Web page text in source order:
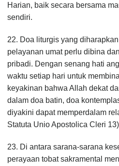
Harian, baik secara bersama
sendiri.
22. Doa liturgis yang
pelayanan umat perlu dibina
pribadi. Dengan senang hati
waktu setiap hari untuk
keyakinan bahwa Allah dekat
dalam doa batin, doa
diyakini dapat memperdalam
Statuta Unio Apostolica Cleri
23. Di antara sarana-sarana
perayaan tobat sakramental